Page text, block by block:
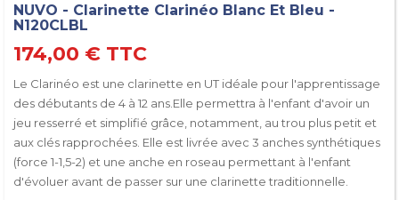
NUVO - Clarinette Clarinéo Blanc Et Bleu -
N120CLBL
174,00 € TTC
Le Clarinéo est une clarinette en UT idéale pour l'apprentissage
des débutants de 4 à 12 ans.Elle permettra à l'enfant d'avoir un
jeu resserré et simplifié grâce, notamment, au trou plus petit et
aux clés rapprochées. Elle est livrée avec 3 anches synthétiques
(force 1-1,5-2) et une anche en roseau permettant à l'enfant
d'évoluer avant de passer sur une clarinette traditionnelle.